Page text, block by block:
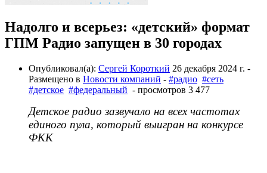
Надолго и всерьез: «детский» формат
ГПМ Радио запущен в 30 городах
Опубликовал(а): Сергей Короткий 26 декабря 2024 г. -
Размещено в Новости компаний - #радио #сеть
#детское #федеральный - просмотров 3 477
Детское радио зазвучало на всех частотах
единого пула, который выигран на конкурсе
ФКК